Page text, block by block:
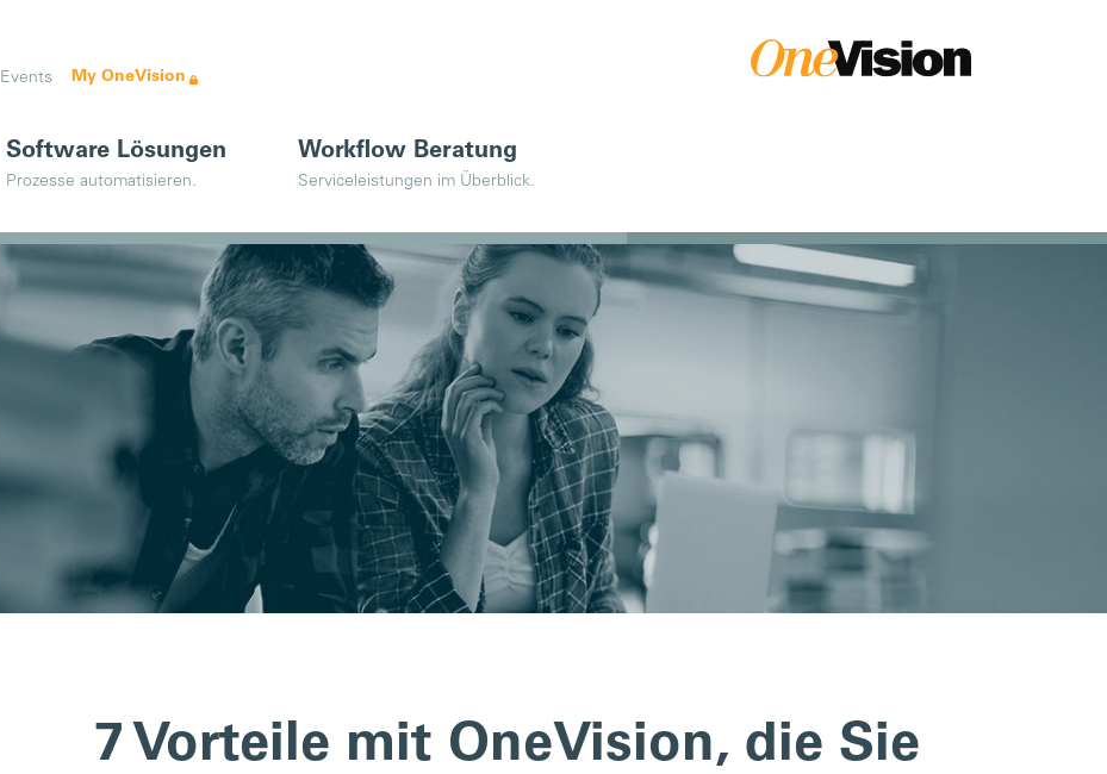
Software Lösungen
Prozesse automatisieren.
Workflow Beratung
Serviceleistungen im Überblick.
Events My OneVision
7 Vorteile mit OneVision, die Sie